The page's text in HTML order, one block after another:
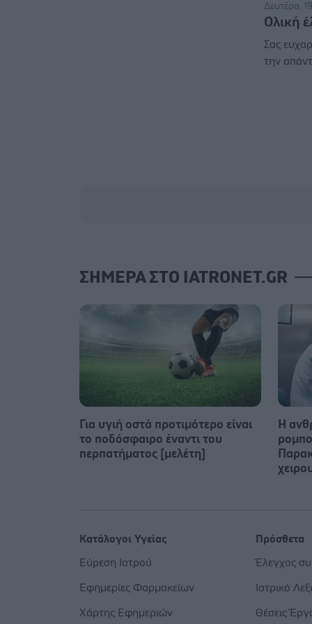
Δευτέρα,
Ολική
Σας
την
ΣΗΜΕΡΑ ΣΤΟ IATRONET.GR
Για υγιή οστά προτιμότερο είναι
το ποδόσφαιρο έναντι του
περπατήματος [μελέτη]
Η
Κατάλογοι Υγείας
Εύρεση Ιατρού
Εφημερίες Φαρμακείων
Χάρτης Εφημεριών
Πρόσθετα
Έλεγχος
Ιατρικό
Θέσεις